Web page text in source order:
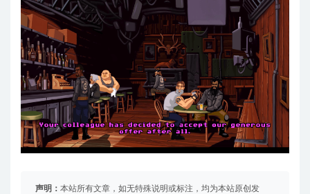
声明： 本站所有文章，如无特殊说明或标注，均为本站原创发